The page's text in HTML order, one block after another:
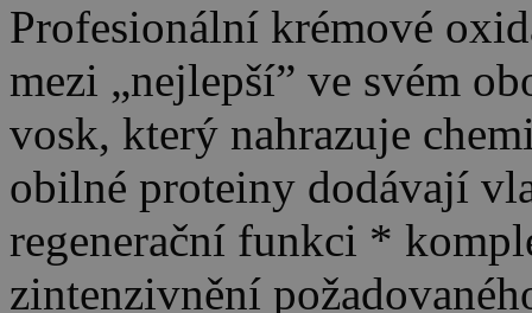
Profesionální krémové
mezi „nejlepší” ve svém
vosk, který nahrazuje
obilné proteiny dodávají
regenerační funkci *
zintenzivnění